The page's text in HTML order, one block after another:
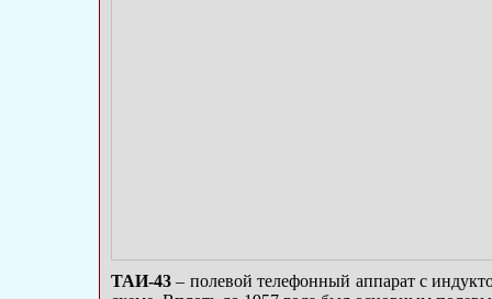
ТАИ-43 – полевой телефонный аппарат с